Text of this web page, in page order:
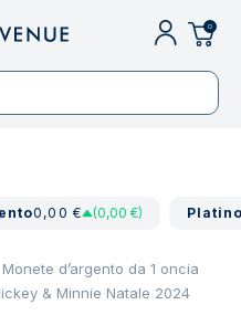
0
0,00 € (0,00 €)
Monete d’argento da 1 oncia
& Minnie Natale 2024